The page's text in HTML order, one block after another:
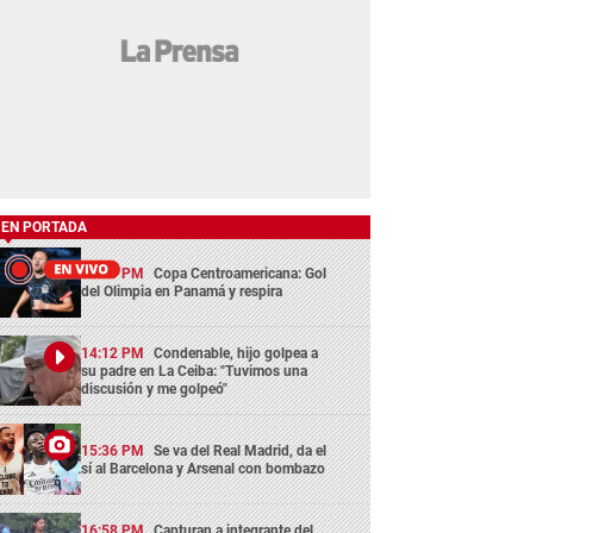
EN PORTADA
13:29 PM Copa Centroamericana: Gol
del Olimpia en Panamá y respira
14:12 PM Condenable, hijo golpea a
su padre en La Ceiba: "Tuvimos una
discusión y me golpeó"
15:36 PM Se va del Real Madrid, da el
sí al Barcelona y Arsenal con bombazo